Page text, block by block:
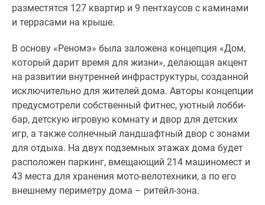
комнатные
комнатные
комнатные
Квартиры
карте
Ипотечный
калькулятор
Семейная
ипотека
Военная
разместятся 127 квартир и 9 пентхаусов с каминами
и террасами на крыше.
В основу «Реномэ» была заложена концепция «Дом,
который дарит время для жизни», делающая акцент
на развитии внутренней инфраструктуры, созданной
исключительно для жителей дома. Авторы концепции
предусмотрели собственный фитнес, уютный лобби-
бар, детскую игровую комнату и двор для детских
игр, а также солнечный ландшафтный двор с зонами
для отдыха. На двух подземных этажах дома будет
расположен паркинг, вмещающий 214 машиномест и
43 места для хранения мото-велотехники, а по его
внешнему периметру дома – ритейл-зона.